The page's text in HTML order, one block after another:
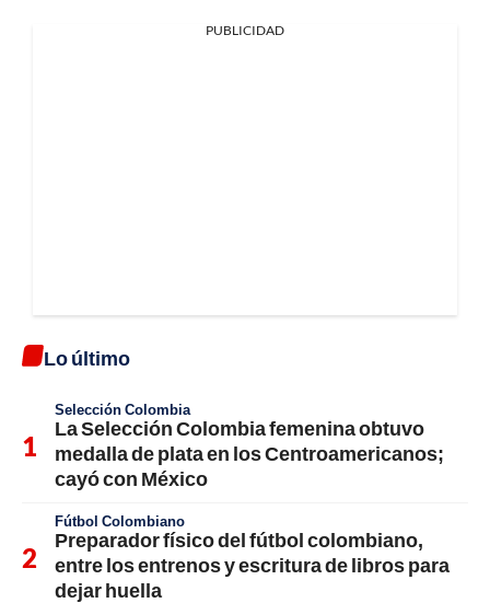
PUBLICIDAD
Lo último
Selección Colombia
La Selección Colombia femenina obtuvo
medalla de plata en los Centroamericanos;
cayó con México
Fútbol Colombiano
Preparador físico del fútbol colombiano,
entre los entrenos y escritura de libros para
dejar huella